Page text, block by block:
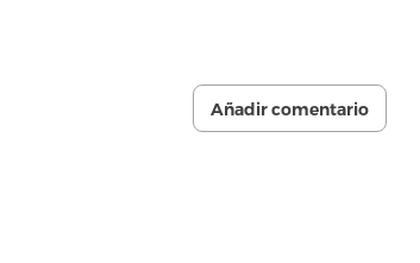
Añadir comentario